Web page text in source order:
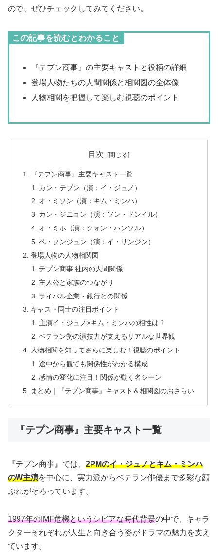
ので、ぜひチェックしてみてください。
この記事を読むとわかること
『テプン商事』の主要キャストと役柄の詳細
登場人物たちの人間関係と相関図の全体像
人物相関を把握して楽しむ視聴のポイント
目次
『テプン商事』主要キャスト一覧
カン・テプン（演：イ・ジュノ）
オ・ミソン（演：キム・ミンハ）
カン・ジニョン（演：ソン・ドンイル）
オ・ミホ（演：クォン・ハンソル）
ペ・ソンジュン（演：イ・サンジン）
登場人物の人物相関図
テプン商事 社内の人間関係
主人公と家族のつながり
ライバル企業・銀行との関係
キャスト同士の注目ポイント
主演イ・ジュノ×キム・ミンハの相性は？
ベテラン勢の演技力が支えるリアルな世界観
人物相関を知ってさらに楽しむ！視聴のポイント
途中から観ても関係性がわかる構成
感情の変化に注目！関係が動く名シーン
まとめ｜『テプン商事』キャスト＆相関図のおさらい
『テプン商事』主要キャスト一覧
『テプン商事』では、 2PMのイ・ジュノとキム・ミンハ
のW主演を中心に、実力派からベテラン俳優まで多彩な顔
ぶれがそろっています。
1997年のIMF危機というシビアな時代背景の中で、キャラ
クターそれぞれが人生と向き合う姿がドラマの魅力を支え
ています。